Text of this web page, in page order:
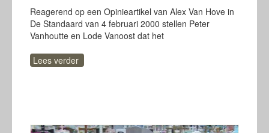
Reagerend op een Opinieartikel van Alex Van Hove in
De Standaard van 4 februari 2000 stellen Peter
Vanhoutte en Lode Vanoost dat het
Lees verder